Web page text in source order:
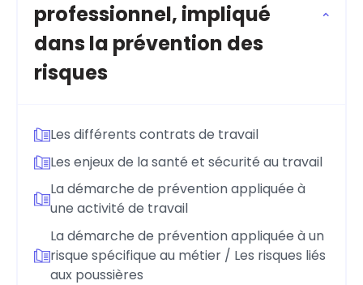
professionnel, impliqué
dans la prévention des
risques
Les différents contrats de travail
Les enjeux de la santé et sécurité au travail
La démarche de prévention appliquée à
une activité de travail
La démarche de prévention appliquée à un
risque spécifique au métier / Les risques liés
aux poussières